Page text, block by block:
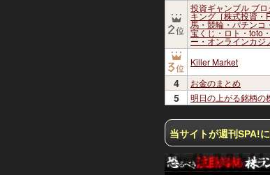
投資ギャンブル ブ
キング［株式投資・
馬・競輪・パチンコ
宝くじ・ロト・toto
ー・オンラインカ
Killer Market
4 お金のまとめ
5 明日の上がる銘柄の
当サイトが週刊SPA!